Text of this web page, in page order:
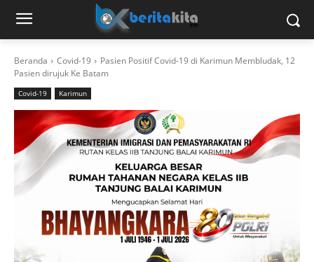
Beranda Covid-19
Pasien Positif Covid-19 di Karimun Membludak, 12
Pasien dirujuk Ke Batam
Covid-19 Karimun